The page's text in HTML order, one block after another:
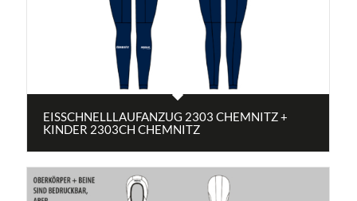
EISSCHNELLLAUFANZUG 2303 CHEMNITZ +
KINDER 2303CH CHEMNITZ